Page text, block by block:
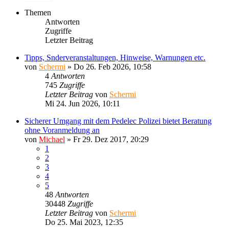
Themen
Antworten
Zugriffe
Letzter Beitrag
Tipps, Snderveranstaltungen, Hinweise, Warnungen etc.
von Schermi » Do 26. Feb 2026, 10:58
4 Antworten
745 Zugriffe
Letzter Beitrag von Schermi
Mi 24. Jun 2026, 10:11
Sicherer Umgang mit dem Pedelec Polizei bietet Beratung
ohne Voranmeldung an
von Michael » Fr 29. Dez 2017, 20:29
1
2
3
4
5
48 Antworten
30448 Zugriffe
Letzter Beitrag von Schermi
Do 25. Mai 2023, 12:35